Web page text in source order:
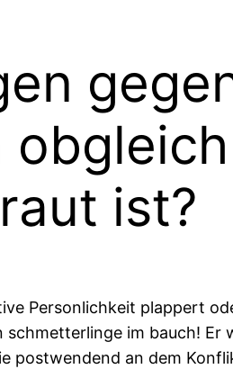
ist?
Personlichkeit plappert
im bauch! Er
postwendend an dem